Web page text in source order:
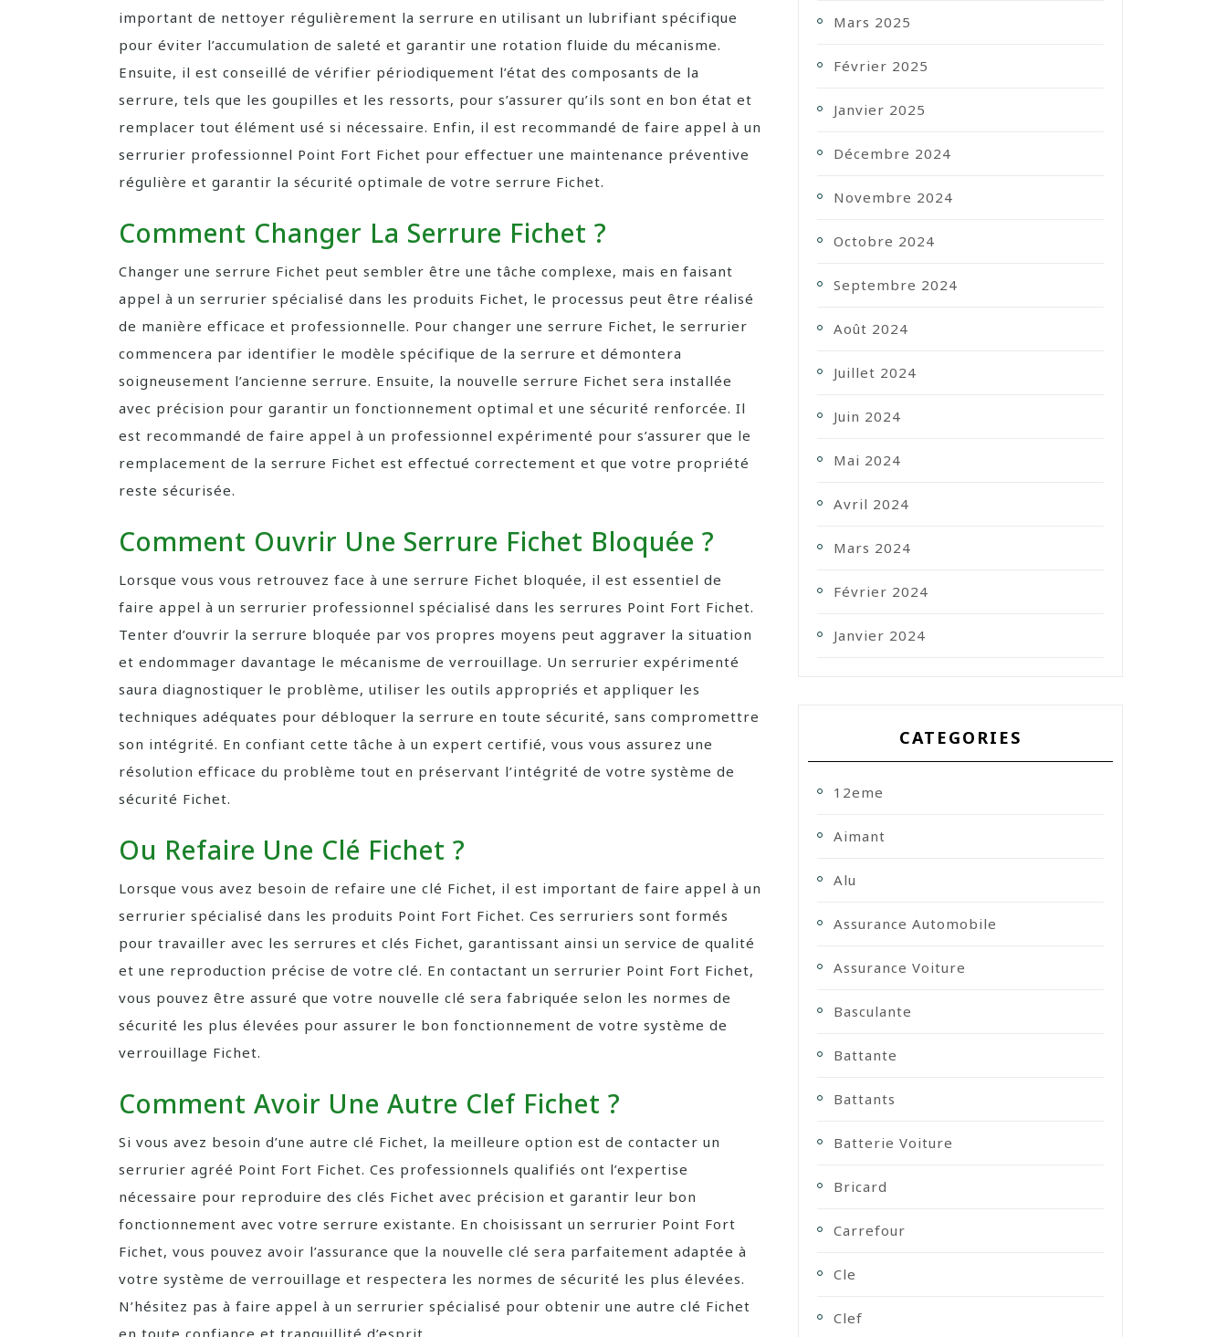
important de nettoyer régulièrement la serrure en utilisant un lubrifiant spécifique
pour éviter l’accumulation de saleté et garantir une rotation fluide du mécanisme.
Ensuite, il est conseillé de vérifier périodiquement l’état des composants de la
serrure, tels que les goupilles et les ressorts, pour s’assurer qu’ils sont en bon état et
remplacer tout élément usé si nécessaire. Enfin, il est recommandé de faire appel à un
serrurier professionnel Point Fort Fichet pour effectuer une maintenance préventive
régulière et garantir la sécurité optimale de votre serrure Fichet.
Comment Changer La Serrure Fichet ?
Changer une serrure Fichet peut sembler être une tâche complexe, mais en faisant
appel à un serrurier spécialisé dans les produits Fichet, le processus peut être réalisé
de manière efficace et professionnelle. Pour changer une serrure Fichet, le serrurier
commencera par identifier le modèle spécifique de la serrure et démontera
soigneusement l’ancienne serrure. Ensuite, la nouvelle serrure Fichet sera installée
avec précision pour garantir un fonctionnement optimal et une sécurité renforcée. Il
est recommandé de faire appel à un professionnel expérimenté pour s’assurer que le
remplacement de la serrure Fichet est effectué correctement et que votre propriété
reste sécurisée.
Comment Ouvrir Une Serrure Fichet Bloquée ?
Lorsque vous vous retrouvez face à une serrure Fichet bloquée, il est essentiel de
faire appel à un serrurier professionnel spécialisé dans les serrures Point Fort Fichet.
Tenter d’ouvrir la serrure bloquée par vos propres moyens peut aggraver la situation
et endommager davantage le mécanisme de verrouillage. Un serrurier expérimenté
saura diagnostiquer le problème, utiliser les outils appropriés et appliquer les
techniques adéquates pour débloquer la serrure en toute sécurité, sans compromettre
son intégrité. En confiant cette tâche à un expert certifié, vous vous assurez une
résolution efficace du problème tout en préservant l’intégrité de votre système de
sécurité Fichet.
Ou Refaire Une Clé Fichet ?
Lorsque vous avez besoin de refaire une clé Fichet, il est important de faire appel à un
serrurier spécialisé dans les produits Point Fort Fichet. Ces serruriers sont formés
pour travailler avec les serrures et clés Fichet, garantissant ainsi un service de qualité
et une reproduction précise de votre clé. En contactant un serrurier Point Fort Fichet,
vous pouvez être assuré que votre nouvelle clé sera fabriquée selon les normes de
sécurité les plus élevées pour assurer le bon fonctionnement de votre système de
verrouillage Fichet.
Comment Avoir Une Autre Clef Fichet ?
Si vous avez besoin d’une autre clé Fichet, la meilleure option est de contacter un
serrurier agréé Point Fort Fichet. Ces professionnels qualifiés ont l’expertise
nécessaire pour reproduire des clés Fichet avec précision et garantir leur bon
fonctionnement avec votre serrure existante. En choisissant un serrurier Point Fort
Fichet, vous pouvez avoir l’assurance que la nouvelle clé sera parfaitement adaptée à
votre système de verrouillage et respectera les normes de sécurité les plus élevées.
N’hésitez pas à faire appel à un serrurier spécialisé pour obtenir une autre clé Fichet
en toute confiance et tranquillité d’esprit.
Mars 2025
Février 2025
Janvier 2025
Décembre 2024
Novembre 2024
Octobre 2024
Septembre 2024
Août 2024
Juillet 2024
Juin 2024
Mai 2024
Avril 2024
Mars 2024
Février 2024
Janvier 2024
CATEGORIES
12eme
Aimant
Alu
Assurance Automobile
Assurance Voiture
Basculante
Battante
Battants
Batterie Voiture
Bricard
Carrefour
Cle
Clef